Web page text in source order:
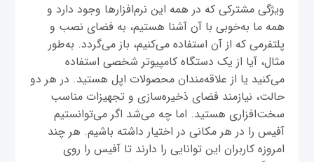
ویژگی مشترکی که در همه این نرم‌افزارها وجود دارد و
همه ما به‌خوبی با آن آشنا هستیم، به فضای نصب و
پلتفرمی که از آن استفاده می‌کنیم، باز می‌گردد. به‌طور
مثال، آیا از یک دستگاه کامپیوتر شخصی استفاده
می‌کنید یا از علاقه‌مندان محصولات اپل هستید. در هر دو
حالت، نیازمند فضای ذخیره‌سازی و تجهیزات مناسب
سخت‌افزاری هستید. اما چه می‌شد اگر می‌توانستیم
آفیس را در هر مکانی در اختیار داشته باشیم. هر چند
امروزه کاربران این توانایی را دارند تا آفیس را روی